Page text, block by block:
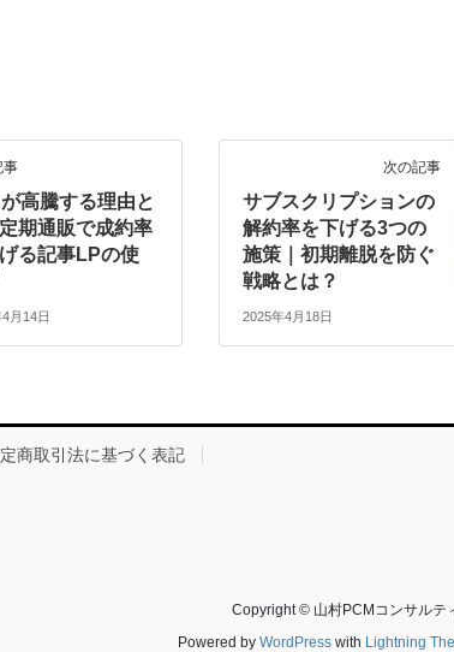
事
高騰する理由と
期通販で成約率
る記事LPの使
月14日
次の記事
サブスクリプションの
解約率を下げる3つの
施策｜初期離脱を防ぐ
戦略とは？
2025年4月18日
商取引法に基づく表記
Copyright © 山村PCMコンサルテ
Powered by WordPresswith Lightning